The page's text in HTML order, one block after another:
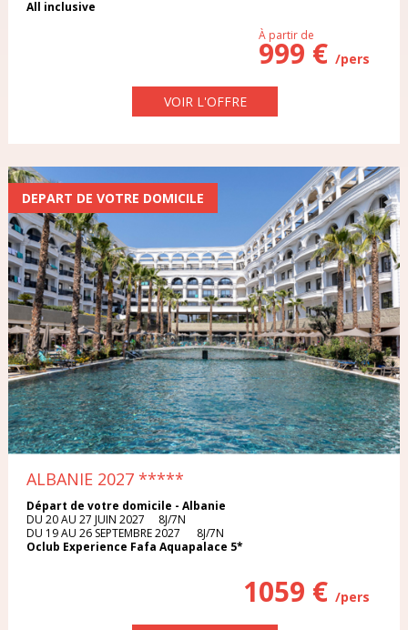
All inclusive
À partir de
999 €/pers
VOIR L'OFFRE
ALBANIE 2027 *****
Départ de votre domicile - Albanie
DU 20 AU 27 JUIN 2027 8J/7N
DU 19 AU 26 SEPTEMBRE 2027 8J/7N
Oclub Experience Fafa Aquapalace 5*
1059 €/pers
DEPART DE VOTRE DOMICILE